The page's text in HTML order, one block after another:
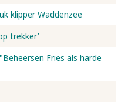
klipper Waddenzee
trekker’
Fries als harde